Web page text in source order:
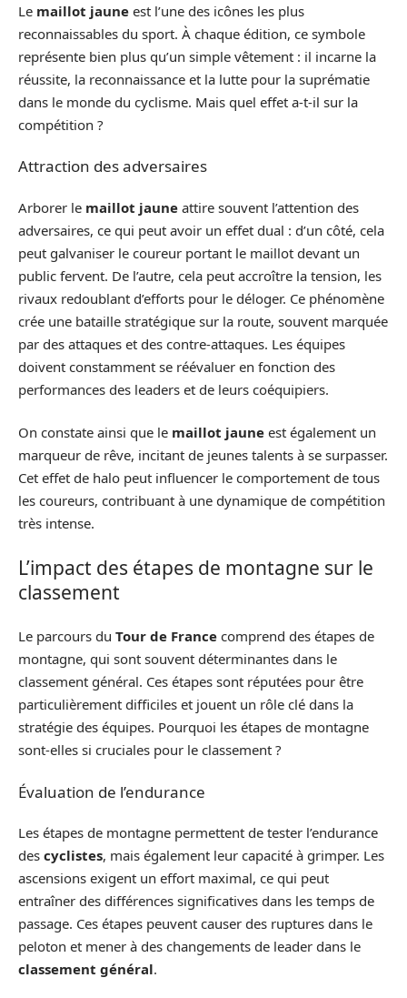
Le maillot jaune est l’une des icônes les plus
reconnaissables du sport. À chaque édition, ce symbole
représente bien plus qu’un simple vêtement : il incarne la
réussite, la reconnaissance et la lutte pour la suprématie
dans le monde du cyclisme. Mais quel effet a-t-il sur la
compétition ?
Attraction des adversaires
Arborer le maillot jaune attire souvent l’attention des
adversaires, ce qui peut avoir un effet dual : d’un côté, cela
peut galvaniser le coureur portant le maillot devant un
public fervent. De l’autre, cela peut accroître la tension, les
rivaux redoublant d’efforts pour le déloger. Ce phénomène
crée une bataille stratégique sur la route, souvent marquée
par des attaques et des contre-attaques. Les équipes
doivent constamment se réévaluer en fonction des
performances des leaders et de leurs coéquipiers.
On constate ainsi que le maillot jaune est également un
marqueur de rêve, incitant de jeunes talents à se surpasser.
Cet effet de halo peut influencer le comportement de tous
les coureurs, contribuant à une dynamique de compétition
très intense.
L’impact des étapes de montagne sur le
classement
Le parcours du Tour de France comprend des étapes de
montagne, qui sont souvent déterminantes dans le
classement général. Ces étapes sont réputées pour être
particulièrement difficiles et jouent un rôle clé dans la
stratégie des équipes. Pourquoi les étapes de montagne
sont-elles si cruciales pour le classement ?
Évaluation de l’endurance
Les étapes de montagne permettent de tester l’endurance
des cyclistes, mais également leur capacité à grimper. Les
ascensions exigent un effort maximal, ce qui peut
entraîner des différences significatives dans les temps de
passage. Ces étapes peuvent causer des ruptures dans le
peloton et mener à des changements de leader dans le
classement général.